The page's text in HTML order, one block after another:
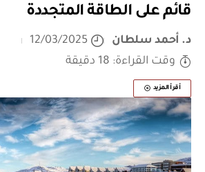
قائم على الطاقة المتجددة
د. أحمد سلطان
12/03/2025
وقت القراءة: 18 دقيقة
أقرأ المزيد